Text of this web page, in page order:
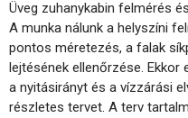
Üveg zuhanykabin felmérés
A munka nálunk a helyszíni
pontos méretezés, a falak
lejtésének ellenőrzése. Ekkor
a nyitásirányt és a vízzárási
részletes tervet. A terv